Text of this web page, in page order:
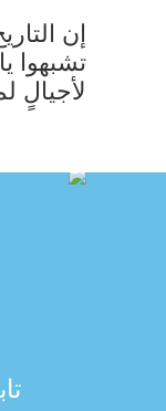
إن
تشبهوا
لأجيالٍ